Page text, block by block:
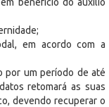
em acordo com a
por um período de até
retomará as suas
devendo recuperar o